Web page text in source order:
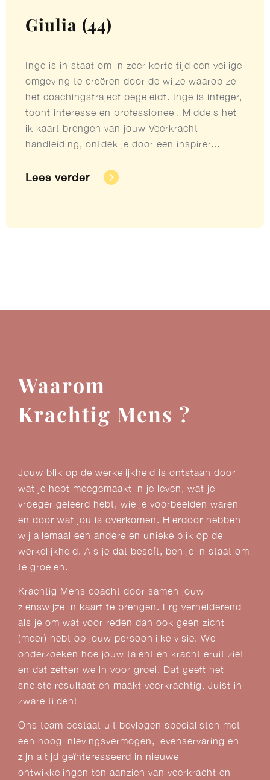
Giulia (44)
Inge is in staat om in zeer korte tijd een veilige
omgeving te creëren door de wijze waarop ze
het coachingstraject begeleidt. Inge is integer,
toont interesse en professioneel. Middels het
ik kaart brengen van jouw Veerkracht
handleiding, ontdek je door een inspirer...
Lees verder​
Waarom
Krachtig Mens ?
Jouw blik op de werkelijkheid is ontstaan door
wat je hebt meegemaakt in je leven, wat je
vroeger geleerd hebt, wie je voorbeelden waren
en door wat jou is overkomen. Hierdoor hebben
wij allemaal een andere en unieke blik op de
werkelijkheid. Als je dat beseft, ben je in staat om
te groeien.
Krachtig Mens coacht door samen jouw
zienswijze in kaart te brengen. Erg verhelderend
als je om wat voor reden dan ook geen zicht
(meer) hebt op jouw persoonlijke visie. We
onderzoeken hoe jouw talent en kracht eruit ziet
en dat zetten we in voor groei. Dat geeft het
snelste resultaat en maakt veerkrachtig. Juist in
zware tijden!
Ons team bestaat uit bevlogen specialisten met
een hoog inlevingsvermogen, levenservaring en
zijn altijd geïnteresseerd in nieuwe
ontwikkelingen ten aanzien van veerkracht en